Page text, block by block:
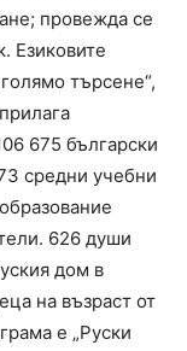
провежда се
Езиковите
търсене“,
675 български
средни учебни
626 души
дом в
на възраст от
е „Руски